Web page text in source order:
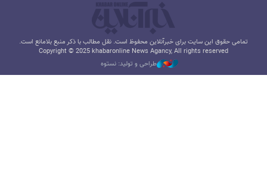
تمامی حقوق این سایت برای خبرآنلاین محفوظ است. نقل مطالب با ذکر منبع بلامانع است.
Copyright © 2025 khabaronline News Agancy, All rights reserved
طراحی و تولید: نستوه